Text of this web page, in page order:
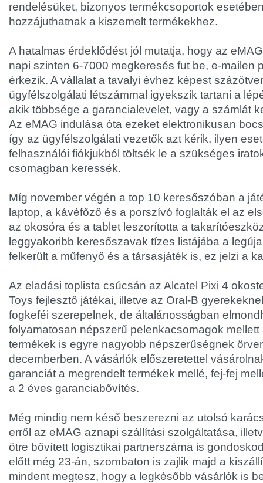
rendelésüket, bizonyos termékcsoportok
hozzájuthatnak a kiszemelt termékekhez.
A hatalmas érdeklődést jól mutatja, hogy az
napi szinten 6-7000 megkeresés fut be, e-mailen
érkezik. A vállalat a tavalyi évhez képest
ügyfélszolgálati létszámmal igyekszik tartani a
akik többsége a garancialevelet, vagy a számlát
Az eMAG indulása óta ezeket elektronikusan
így az ügyfélszolgálati vezetők azt kérik, ilyen
felhasználói fiókjukból töltsék le a szükséges
csomagban keressék.
Míg november végén a top 10 keresőszóban a
laptop, a kávéfőző és a porszívó foglalták el az
az okosóra és a tablet leszorította a
leggyakoribb keresőszavak tízes listájába a
felkerült a műfenyő és a társasjáték is, ez jelzi a
Az eladási toplista csúcsán az Alcatel Pixi 4
Toys fejlesztő játékai, illetve az Oral-B
fogkeféi szerepelnek, de általánosságban
folyamatosan népszerű pelenkacsomagok mellett
termékek is egyre nagyobb népszerűségnek
decemberben. A vásárlók előszeretettel
garanciát a megrendelt termékek mellé, fej-fej
a 2 éves garanciabővítés.
Még mindig nem késő beszerezni az utolsó
erről az eMAG aznapi szállítási szolgáltatása,
ötre bővített logisztikai partnerszáma is
előtt még 23-án, szombaton is zajlik majd a
mindent megtesz, hogy a legkésőbb vásárlók is